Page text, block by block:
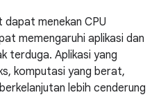
menekan CPU
memengaruhi aplikasi dan
terduga. Aplikasi yang
komputasi yang berat,
lebih cenderung